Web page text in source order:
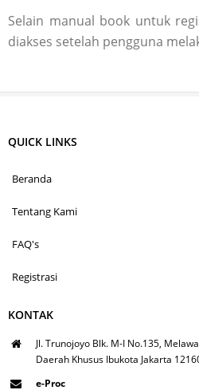
Selain manual book untuk
diakses setelah pengguna
QUICK LINKS
Beranda
Tentang Kami
FAQ's
Registrasi
KONTAK
Jl. Trunojoyo Blk. M-I No.135,
Daerah Khusus Ibukota Jakarta
e-Proc